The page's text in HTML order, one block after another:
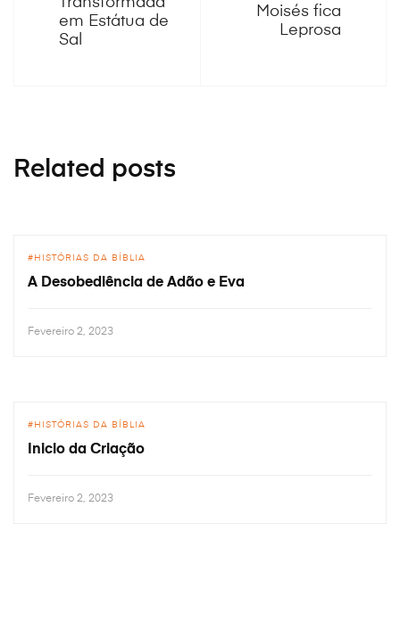
em Estátua de
Sal
Moisés fica
Leprosa
Related posts
HISTÓRIAS DA BÍBLIA
A Desobediência de Adão e Eva
Fevereiro 2, 2023
HISTÓRIAS DA BÍBLIA
Inicio da Criação
Fevereiro 2, 2023